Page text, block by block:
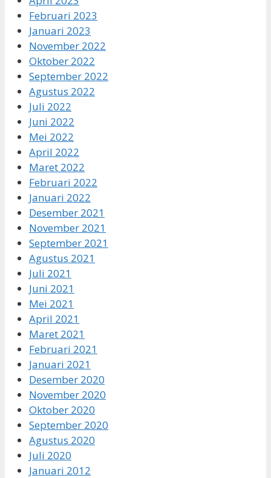
Februari 2023
Januari 2023
November 2022
Oktober 2022
September 2022
Agustus 2022
Juli 2022
Juni 2022
Mei 2022
April 2022
Maret 2022
Februari 2022
Januari 2022
Desember 2021
November 2021
September 2021
Agustus 2021
Juli 2021
Juni 2021
Mei 2021
April 2021
Maret 2021
Februari 2021
Januari 2021
Desember 2020
November 2020
Oktober 2020
September 2020
Agustus 2020
Juli 2020
Januari 2012